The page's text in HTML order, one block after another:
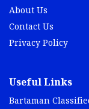
About Us
Contact Us
Privacy Policy
Useful Links
Bartaman